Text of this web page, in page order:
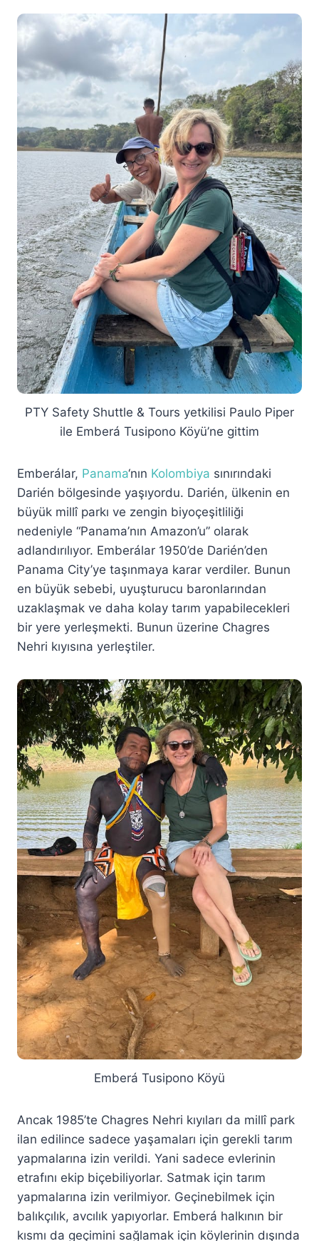
PTY Safety Shuttle & Tours yetkilisi Paulo Piper
ile Emberá Tusipono Köyü’ne gittim
Emberálar, Panama‘nın Kolombiya sınırındaki
Darién bölgesinde yaşıyordu. Darién, ülkenin en
büyük millî parkı ve zengin biyoçeşitliliği
nedeniyle “Panama’nın Amazon’u” olarak
adlandırılıyor. Emberálar 1950’de Darién’den
Panama City’ye taşınmaya karar verdiler. Bunun
en büyük sebebi, uyuşturucu baronlarından
uzaklaşmak ve daha kolay tarım yapabilecekleri
bir yere yerleşmekti. Bunun üzerine Chagres
Nehri kıyısına yerleştiler.
Emberá Tusipono Köyü
Ancak 1985’te Chagres Nehri kıyıları da millî park
ilan edilince sadece yaşamaları için gerekli tarım
yapmalarına izin verildi. Yani sadece evlerinin
etrafını ekip biçebiliyorlar. Satmak için tarım
yapmalarına izin verilmiyor. Geçinebilmek için
balıkçılık, avcılık yapıyorlar. Emberá halkının bir
kısmı da geçimini sağlamak için köylerinin dışında